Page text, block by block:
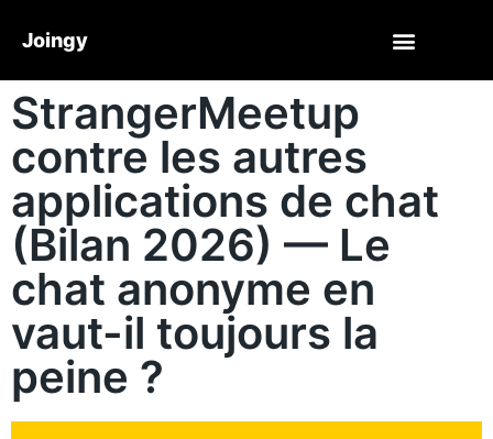
Joingy
StrangerMeetup
contre les autres
applications de chat
(Bilan 2026) — Le
chat anonyme en
vaut-il toujours la
peine ?